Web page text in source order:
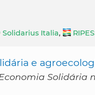
Solidarius Italia,
e
Solidária